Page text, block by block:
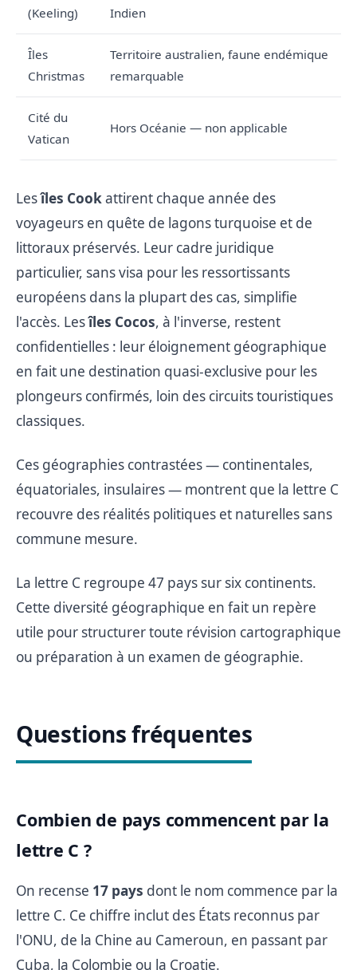
(Keeling)
Indien
Îles
Christmas
Territoire australien, faune endémique
remarquable
Cité du
Vatican
Hors Océanie — non applicable
Lesîles Cookattirent chaque année des
voyageurs en quête de lagons turquoise et de
littoraux préservés. Leur cadre juridique
particulier, sans visa pour les ressortissants
européens dans la plupart des cas, simplifie
l'accès. Lesîles Cocos, à l'inverse, restent
confidentielles : leur éloignement géographique
en fait une destination quasi-exclusive pour les
plongeurs confirmés, loin des circuits touristiques
classiques.
Ces géographies contrastées — continentales,
équatoriales, insulaires — montrent que la lettre C
recouvre des réalités politiques et naturelles sans
commune mesure.
La lettre C regroupe 47 pays sur six continents.
Cette diversité géographique en fait un repère
utile pour structurer toute révision cartographique
ou préparation à un examen de géographie.
Questions fréquentes
Combien de pays commencent par la
lettre C ?
On recense 17 pays dont le nom commence par la
lettre C. Ce chiffre inclut des États reconnus par
l'ONU, de la Chine au Cameroun, en passant par
Cuba, la Colombie ou la Croatie.